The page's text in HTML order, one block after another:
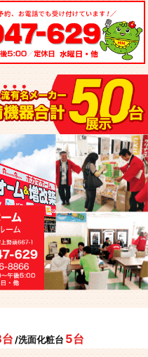
/洗面化粧台 5台